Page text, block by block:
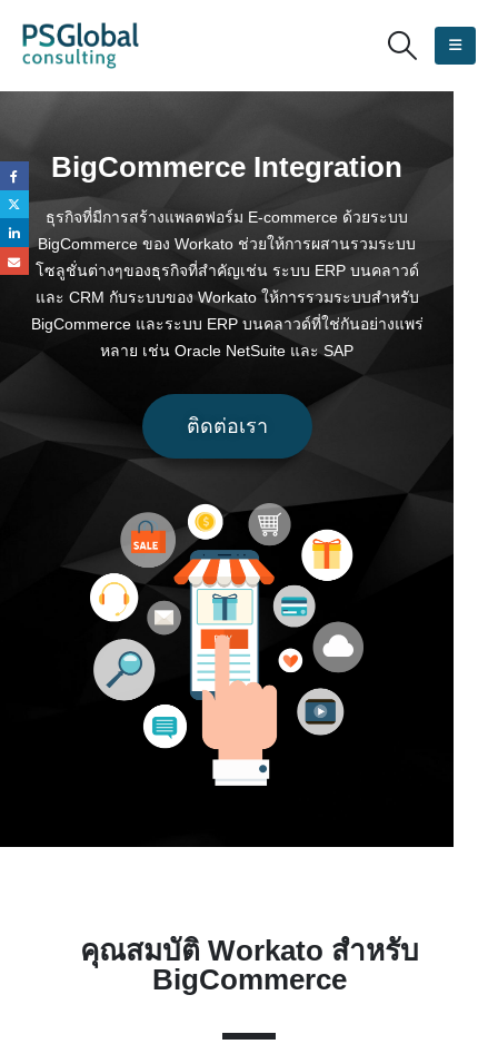
BigCommerce Integration
ธุรกิจที่มีการสร้างแพลตฟอร์ม E-commerce ด้วยระบบ
BigCommerce ของ Workato ช่วยให้การผสานรวมระบบ
โซลูชั่นต่างๆของธุรกิจที่สำคัญเช่น ระบบ ERP บนคลาวด์
และ CRM กับระบบของ Workato ให้การรวมระบบสำหรับ
BigCommerce และระบบ ERP บนคลาวด์ที่ใช่กันอย่างแพร่
หลาย เช่น Oracle NetSuite และ SAP
ติดต่อเรา
คุณสมบัติ Workato สำหรับ
BigCommerce